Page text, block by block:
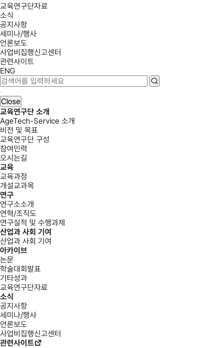
교육연구단자료
소식
공지사항
세미나/행사
언론보도
사업비집행신고센터
관련사이트
ENG
Close
교육연구단 소개
AgeTech-Service 소개
비전 및 목표
교육연구단 구성
참여인력
오시는길
교육
교육과정
개설교과목
연구
연구소소개
연혁/조직도
연구실적 및 수행과제
산업과 사회 기여
산업과 사회 기여
아카이브
논문
학술대회발표
기타성과
교육연구단자료
소식
공지사항
세미나/행사
언론보도
사업비집행신고센터
관련사이트